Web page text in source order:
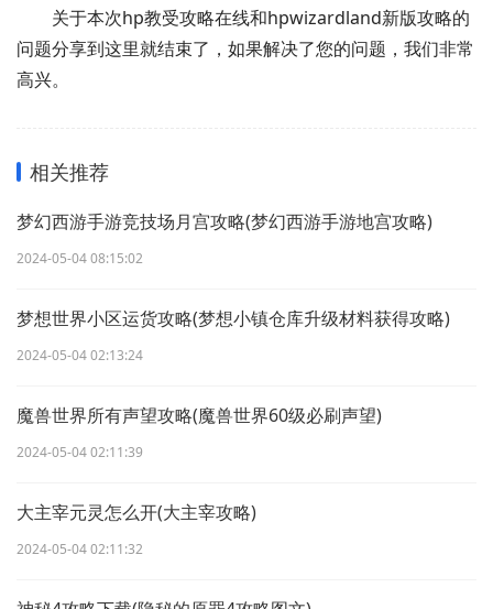
关于本次hp教受攻略在线和hpwizardland新版攻略的
问题分享到这里就结束了，如果解决了您的问题，我们非常
高兴。
相关推荐
梦幻西游手游竞技场月宫攻略(梦幻西游手游地宫攻略)
2024-05-04 08:15:02
梦想世界小区运货攻略(梦想小镇仓库升级材料获得攻略)
2024-05-04 02:13:24
魔兽世界所有声望攻略(魔兽世界60级必刷声望)
2024-05-04 02:11:39
大主宰元灵怎么开(大主宰攻略)
2024-05-04 02:11:32